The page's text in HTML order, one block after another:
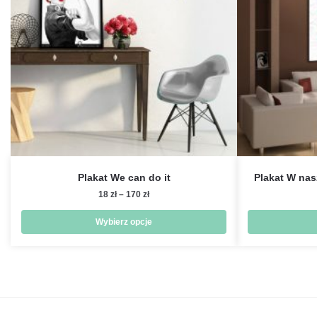
Plakat We can do it
18 zł – 170 złZakres
od
18 zł
Wybierz opcje
Plakat W